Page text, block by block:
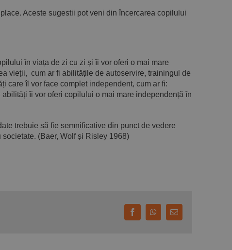
Aceste sugestii pot veni din încercarea copilului
în viața de zi cu zi și îi vor oferi o mai mare
vieții, cum ar fi abilitățile de autoservire, trainingul de
care îl vor face complet independent, cum ar fi:
îi vor oferi copilului o mai mare independență în
trebuie să fie semnificative din punct de vedere
(Baer, Wolf și Risley 1968)
FacebookWhatsApp
E-